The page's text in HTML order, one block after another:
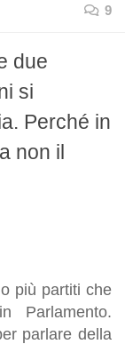
9
due
si
Perché in
non il
più partiti che
Parlamento.
parlare della